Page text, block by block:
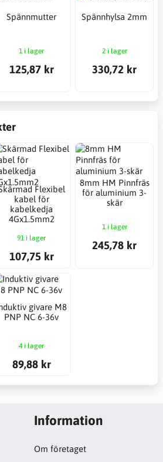
Spännmutter
1 i lager
125,87 kr
Spännhylsa 2mm
2 i lager
330,72 kr
Flexibel
kabel för
kabelkedja
4Gx1.5mm2
91 i lager
107,75 kr
8mm HM Pinnfräs
för aluminium 3-
skär
1 i lager
245,78 kr
givare M8
PNP NC 6-36v
4 i lager
89,88 kr
Information
Om företaget